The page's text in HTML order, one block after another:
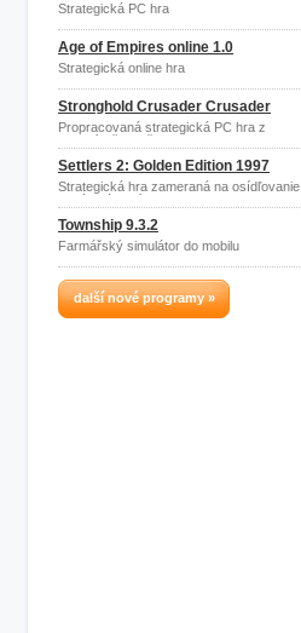
Strategická PC hra
Age of Empires online 1.0
Strategická online hra
Stronghold Crusader Crusader
Propracovaná strategická PC hra z
období středověku
Settlers 2: Golden Edition 1997
Strategická hra zameraná na osídľovanie
nových území
Township 9.3.2
Farmářský simulátor do mobilu
další nové programy »